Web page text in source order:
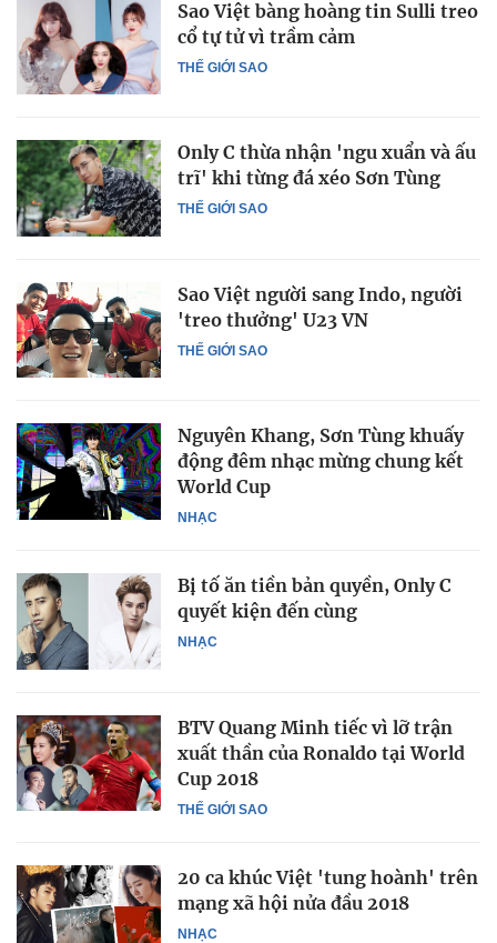
THẾ GIỚI SAO
Sao Việt bàng hoàng tin Sulli treo
cổ tự tử vì trầm cảm
THẾ GIỚI SAO
Only C thừa nhận 'ngu xuẩn và ấu
trĩ' khi từng đá xéo Sơn Tùng
THẾ GIỚI SAO
Sao Việt người sang Indo, người
'treo thưởng' U23 VN
NHẠC
Nguyên Khang, Sơn Tùng khuấy
động đêm nhạc mừng chung kết
World Cup
NHẠC
Bị tố ăn tiền bản quyền, Only C
quyết kiện đến cùng
THẾ GIỚI SAO
BTV Quang Minh tiếc vì lỡ trận
xuất thần của Ronaldo tại World
Cup 2018
NHẠC
20 ca khúc Việt 'tung hoành' trên
mạng xã hội nửa đầu 2018